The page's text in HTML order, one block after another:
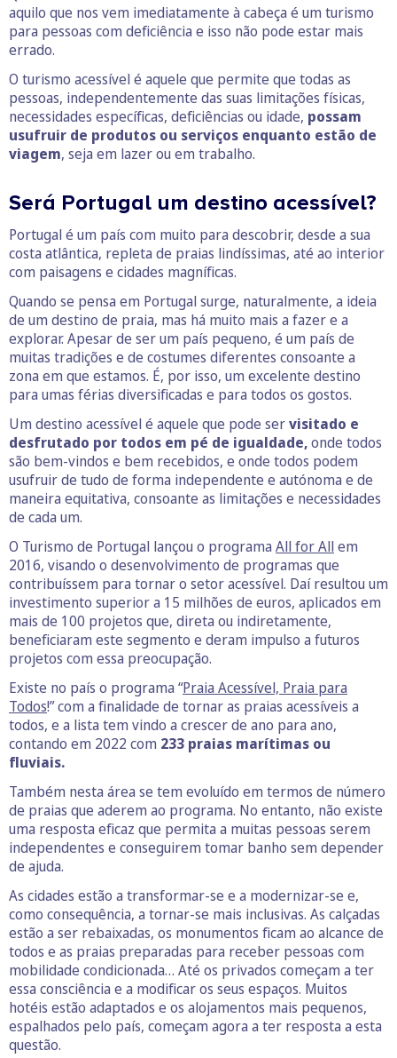
aquilo que nos vem imediatamente à cabeça é um turismo
para pessoas com deficiência e isso não pode estar mais
errado.
O turismo acessível é aquele que permite que todas as
pessoas, independentemente das suas limitações físicas,
necessidades específicas, deficiências ou idade, possam
usufruir de produtos ou serviços enquanto estão de
viagem, seja em lazer ou em trabalho.
Será Portugal um destino acessível?
Portugal é um país com muito para descobrir, desde a sua
costa atlântica, repleta de praias lindíssimas, até ao interior
com paisagens e cidades magníficas.
Quando se pensa em Portugal surge, naturalmente, a ideia
de um destino de praia, mas há muito mais a fazer e a
explorar. Apesar de ser um país pequeno, é um país de
muitas tradições e de costumes diferentes consoante a
zona em que estamos. É, por isso, um excelente destino
para umas férias diversificadas e para todos os gostos.
Um destino acessível é aquele que pode servisitado e
desfrutado por todos em pé de igualdade,onde todos
são bem-vindos e bem recebidos, e onde todos podem
usufruir de tudo de forma independente e autónoma e de
maneira equitativa, consoante as limitações e necessidades
de cada um.
O Turismo de Portugal lançou o programa All for All em
2016, visando o desenvolvimento de programas que
contribuíssem para tornar o setor acessível. Daí resultou um
investimento superior a 15 milhões de euros, aplicados em
mais de 100 projetos que, direta ou indiretamente,
beneficiaram este segmento e deram impulso a futuros
projetos com essa preocupação.
Existe no país o programa “Praia Acessível, Praia para
Todos!” com a finalidade de tornar as praias acessíveis a
todos, e a lista tem vindo a crescer de ano para ano,
contando em 2022 com 233 praias marítimas ou
fluviais.
Também nesta área se tem evoluído em termos de número
de praias que aderem ao programa. No entanto, não existe
uma resposta eficaz que permita a muitas pessoas serem
independentes e conseguirem tomar banho sem depender
de ajuda.
As cidades estão a transformar-se e a modernizar-se e,
como consequência, a tornar-se mais inclusivas. As calçadas
estão a ser rebaixadas, os monumentos ficam ao alcance de
todos e as praias preparadas para receber pessoas com
mobilidade condicionada… Até os privados começam a ter
essa consciência e a modificar os seus espaços. Muitos
hotéis estão adaptados e os alojamentos mais pequenos,
espalhados pelo país, começam agora a ter resposta a esta
questão.